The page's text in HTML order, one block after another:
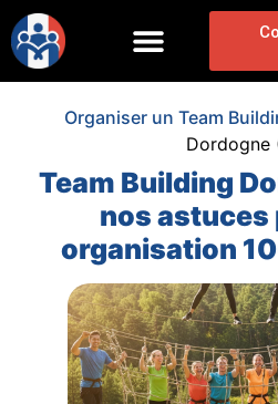
Organiser un Team
Dordogne
Team Building
nos astuces
organisation